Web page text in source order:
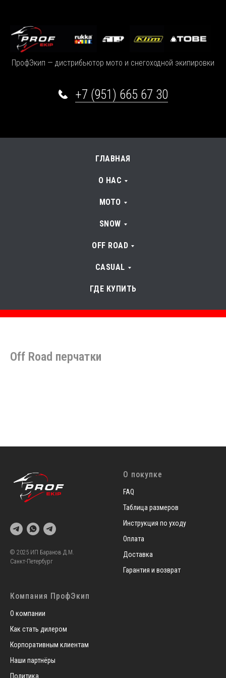
ПрофЭкип — дистрибьютор мото и снегоходной экипировки
+7 (951) 665 67 30
ГЛАВНАЯ
О НАС
МОТО
SNOW
OFF ROAD
CASUAL
ГДЕ КУПИТЬ
Off Road перчатки
© 2025 ИП Баранов Д.М.
Санкт-Петербург
О покупке
FAQ
Таблица размеров
Инструкция по уходу
Оплата
Доставка
Гарантия и возврат
Компания ПрофЭкип
О компании
Как стать дилером
Корпоративным клиентам
Наши партнёры
Политика